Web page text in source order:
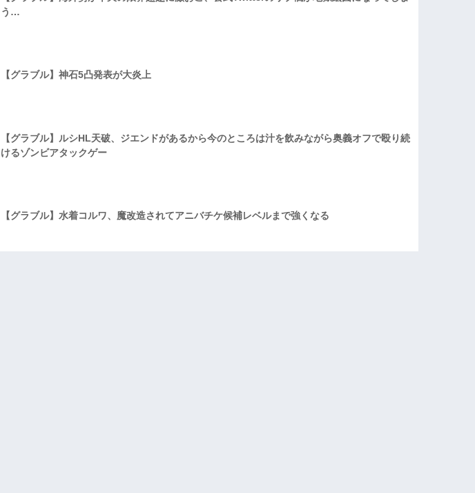
う…
【グラブル】神石5凸発表が大炎上
【グラブル】ルシHL天破、ジエンドがあるから今のところは汁を飲みながら奥義オフで殴り続
けるゾンビアタックゲー
【グラブル】水着コルワ、魔改造されてアニバチケ候補レベルまで強くなる